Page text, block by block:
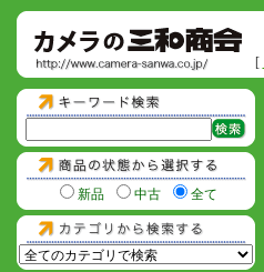
[
新品 中古 全て